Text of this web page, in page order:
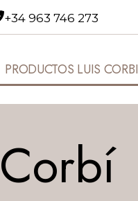
+34 963 746 273
PRODUCTOS LUIS CORBI